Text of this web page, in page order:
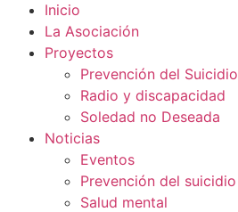
Inicio
La Asociación
Proyectos
Prevención del Suicidio
Radio y discapacidad
Soledad no Deseada
Noticias
Eventos
Prevención del suicidio
Salud mental